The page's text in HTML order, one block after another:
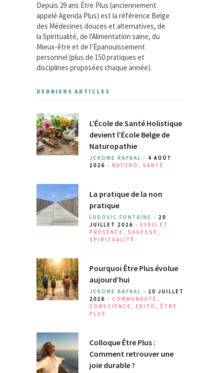
Depuis 29 ans Être Plus (anciennement
appelé Agenda Plus) est la référence Belge
des Médecines douces et alternatives, de
la Spiritualité, de l'Alimentation saine, du
Mieux-être et de l’Épanouissement
personnel (plus de 150 pratiques et
disciplines proposées chaque année).
DERNIERS ARTICLES
L’École de Santé Holistique
devient l’École Belge de
Naturopathie
JEROME RAYNAL - 4 AOÛT
2026 - NATURO , SANTÉ
La pratique de la non
pratique
LUDOVIC FONTAINE - 20
JUILLET 2026 - EVEIL ET
PRÉSENCE , SAGESSE ,
SPIRITUALITÉ
Pourquoi Être Plus évolue
aujourd’hui
JEROME RAYNAL - 20 JUILLET
2026 - COMMUNAUTÉ ,
CONSCIENCE , EDITO , ÊTRE
PLUS
Colloque Être Plus :
Comment retrouver une
joie durable ?